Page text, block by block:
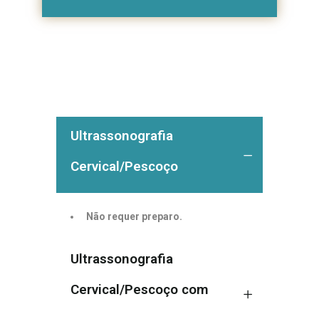
Ultrassonografia
Cervical/Pescoço
Não requer preparo.
Ultrassonografia
Cervical/Pescoço com